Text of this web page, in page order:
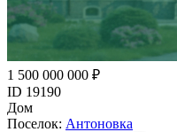
1 500 000 000 ₽
ID 19190
Дом
Поселок: Антоновка